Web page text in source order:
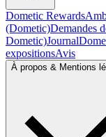
Dometic Rewards
(Dometic)Demandes
Dometic)Journal
expositionsAvis
À propos & Mentions